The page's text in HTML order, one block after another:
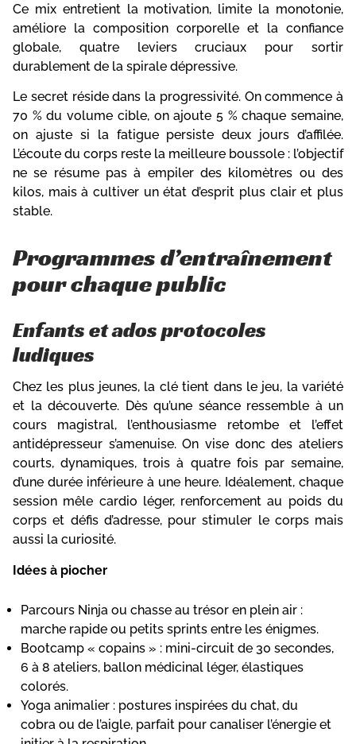
Ce mix entretient la motivation, limite la monotonie,
améliore la composition corporelle et la confiance
globale, quatre leviers cruciaux pour sortir
durablement de la spirale dépressive.
Le secret réside dans la progressivité. On commence à
70 % du volume cible, on ajoute 5 % chaque semaine,
on ajuste si la fatigue persiste deux jours d’affilée.
L’écoute du corps reste la meilleure boussole : l’objectif
ne se résume pas à empiler des kilomètres ou des
kilos, mais à cultiver un état d’esprit plus clair et plus
stable.
Programmes d’entraînement
pour chaque public
Enfants et ados protocoles
ludiques
Chez les plus jeunes, la clé tient dans le jeu, la variété
et la découverte. Dès qu’une séance ressemble à un
cours magistral, l’enthousiasme retombe et l’effet
antidépresseur s’amenuise. On vise donc des ateliers
courts, dynamiques, trois à quatre fois par semaine,
d’une durée inférieure à une heure. Idéalement, chaque
session mêle cardio léger, renforcement au poids du
corps et défis d’adresse, pour stimuler le corps mais
aussi la curiosité.
Idées à piocher
Parcours Ninja ou chasse au trésor en plein air :
marche rapide ou petits sprints entre les énigmes.
Bootcamp « copains » : mini-circuit de 30 secondes,
6 à 8 ateliers, ballon médicinal léger, élastiques
colorés.
Yoga animalier : postures inspirées du chat, du
cobra ou de l’aigle, parfait pour canaliser l’énergie et